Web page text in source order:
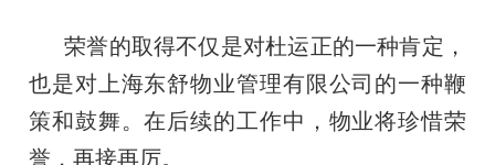
荣誉的取得不仅是对杜运正的一种肯定，
也是对上海东舒物业管理有限公司的一种鞭
策和鼓舞。在后续的工作中，物业将珍惜荣
誉，再接再厉。